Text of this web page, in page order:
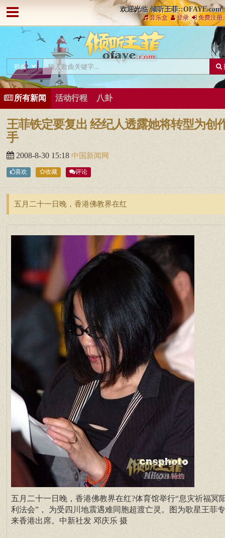
欢迎光临 倾听王菲::OFAYE.com
音乐盒 登录 免费注册
所有新闻 活动行程 八卦
王菲铁定要复出 经纪人透露她将转型为创
手
2008-8-30 15:18 中国新闻网
喜欢 收藏 评论
五月二十一日晚，香港佛教界在红
五月二十一日晚，香港佛教界在红?体育馆举行“息灾祈福冥
利法会”， 为受四川地震遇难同胞超渡亡灵。图为歌星王菲
来香港出席。中新社发 邓庆乐 摄